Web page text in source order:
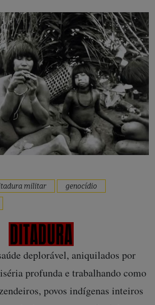
militar
genocídio
deplorável, aniquilados por
profunda e trabalhando como
povos indígenas inteiros